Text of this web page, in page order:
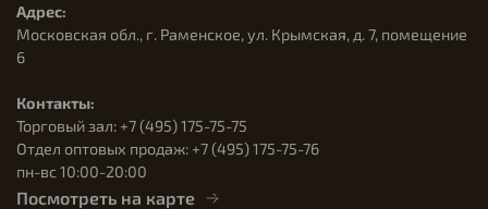
Адрес:
Московская обл., г. Раменское, ул. Крымская, д. 7, помещение
6
Контакты:
Торговый зал: +7 (495) 175-75-75
Отдел оптовых продаж: +7 (495) 175-75-76
пн-вс 10:00-20:00
Посмотреть на карте